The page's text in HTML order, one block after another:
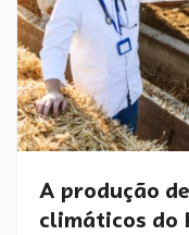
A produção
climáticos do